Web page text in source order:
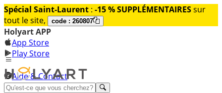
Spécial Saint-Laurent : -15 % SUPPLÉMENTAIRESsur
tout le site,
code : 260807
Holyart APP
App Store
Play Store
Aide & Contact
Découvrez Premium